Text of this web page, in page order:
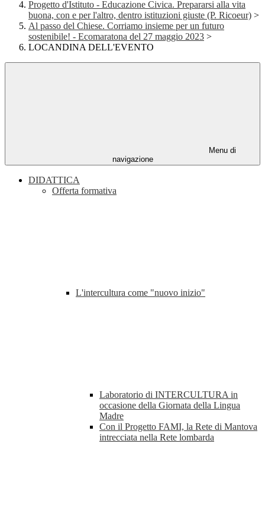
Progetto d'Istituto - Educazione Civica. Prepararsi alla vita
buona, con e per l'altro, dentro istituzioni giuste (P. Ricoeur) >
Al passo del Chiese. Corriamo insieme per un futuro
sostenibile! - Ecomaratona del 27 maggio 2023 >
LOCANDINA DELL'EVENTO
Menu di
navigazione
DIDATTICA
Offerta formativa
L'intercultura come "nuovo inizio"
Laboratorio di INTERCULTURA in
occasione della Giornata della Lingua
Madre
Con il Progetto FAMI, la Rete di Mantova
intrecciata nella Rete lombarda